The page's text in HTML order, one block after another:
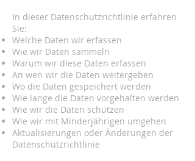
In dieser Datenschutzrichtlinie erfahren
Sie:
Welche Daten wir erfassen
Wie wir Daten sammeln
Warum wir diese Daten erfassen
An wen wir die Daten weitergeben
Wo die Daten gespeichert werden
Wie lange die Daten vorgehalten werden
Wie wir die Daten schützen
Wie wir mit Minderjährigen umgehen
Aktualisierungen oder Änderungen der
Datenschutzrichtlinie